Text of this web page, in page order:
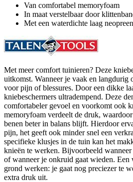
Van comfortabel memoryfoam
In maat verstelbaar door
Met een waterdichte laag
Met meer comfort tuinieren? Deze
uitkomst. Wanneer je vaak en
voor pijn of blessures. Door een dikke
kniebeschermers ultradempend. Deze
comfortabeler gevoel en voorkomt ook
memoryfoam verdeelt de druk,
benen beter in balans blijft. Hierdoor
pijn, het geeft ook minder snel een
specifieke klusjes in de tuin kan het
knieën te werken. Bijvoorbeeld wanneer
of wanneer je onkruid gaat wieden.
grond werken: je gaat nog preciezer te
extra druk uit.